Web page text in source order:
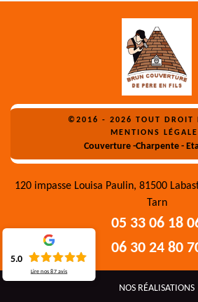
NOS RÉALISATIONS
©2016 - 2026 TOUT DROIT
MENTIONS
Couverture -Charpente -
120 impasse Louisa Paulin, 81500
Tarn
05 33 06 18
06 30 24 80
5.0
Lire nos87 avis